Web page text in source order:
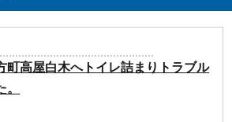
町高屋白木へトイレ詰まりトラブル